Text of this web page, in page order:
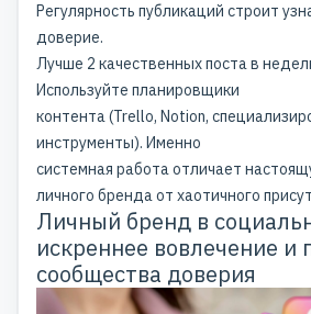
Регулярность публикаций строит
доверие.
Лучше 2 качественных поста в
Используйте планировщики
контента (Trello, Notion,
инструменты). Именно
системная работа отличает
личного брендаот хаотичного
Личный бренд в
искреннее вовлечение и
сообщества доверия